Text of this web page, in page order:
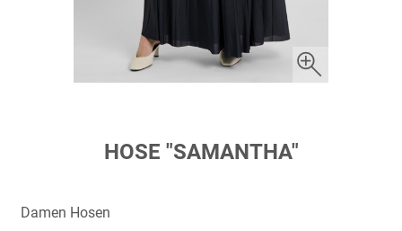
springen
HOSE "SAMANTHA"
Damen Hosen